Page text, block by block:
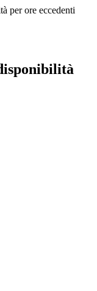
per ore eccedenti